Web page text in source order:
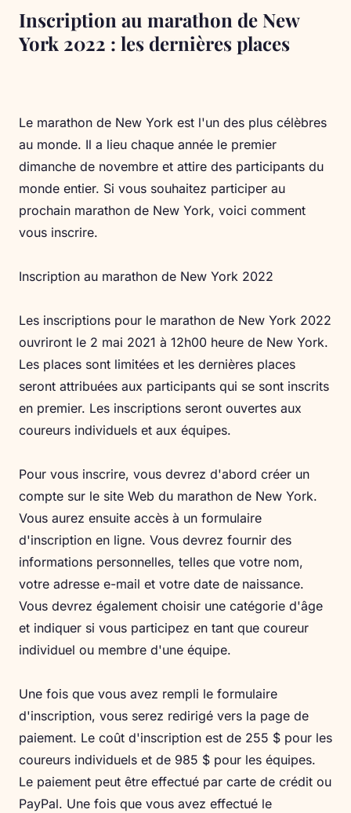
Inscription au marathon de New
York 2022 : les dernières places
Le marathon de New York est l'un des plus célèbres
au monde. Il a lieu chaque année le premier
dimanche de novembre et attire des participants du
monde entier. Si vous souhaitez participer au
prochain marathon de New York, voici comment
vous inscrire.
Inscription au marathon de New York 2022
Les inscriptions pour le marathon de New York 2022
ouvriront le 2 mai 2021 à 12h00 heure de New York.
Les places sont limitées et les dernières places
seront attribuées aux participants qui se sont inscrits
en premier. Les inscriptions seront ouvertes aux
coureurs individuels et aux équipes.
Pour vous inscrire, vous devrez d'abord créer un
compte sur le site Web du marathon de New York.
Vous aurez ensuite accès à un formulaire
d'inscription en ligne. Vous devrez fournir des
informations personnelles, telles que votre nom,
votre adresse e-mail et votre date de naissance.
Vous devrez également choisir une catégorie d'âge
et indiquer si vous participez en tant que coureur
individuel ou membre d'une équipe.
Une fois que vous avez rempli le formulaire
d'inscription, vous serez redirigé vers la page de
paiement. Le coût d'inscription est de 255 $ pour les
coureurs individuels et de 985 $ pour les équipes.
Le paiement peut être effectué par carte de crédit ou
PayPal. Une fois que vous avez effectué le